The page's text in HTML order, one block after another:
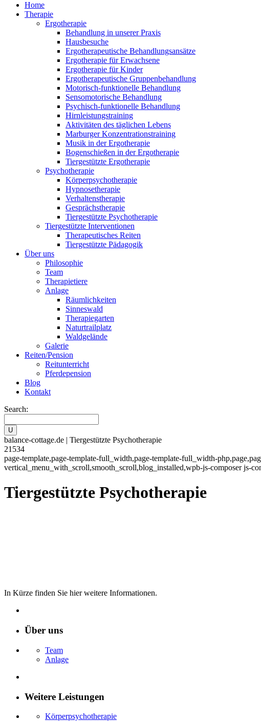
Home
Therapie
Ergotherapie
Behandlung in unserer Praxis
Hausbesuche
Ergotherapeutische Behandlungsansätze
Ergotherapie für Erwachsene
Ergotherapie für Kinder
Ergotherapeutische Gruppenbehandlung
Motorisch-funktionelle Behandlung
Sensomotorische Behandlung
Psychisch-funktionelle Behandlung
Hirnleistungstraining
Aktivitäten des täglichen Lebens
Marburger Konzentrationstraining
Musik in der Ergotherapie
Bogenschießen in der Ergotherapie
Tiergestützte Ergotherapie
Psychotherapie
Körperpsychotherapie
Hypnosetherapie
Verhaltenstherapie
Gesprächstherapie
Tiergestützte Psychotherapie
Tiergestützte Interventionen
Therapeutisches Reiten
Tiergestützte Pädagogik
Über uns
Philosophie
Team
Therapietiere
Anlage
Räumlichkeiten
Sinneswald
Therapiegarten
Naturtrailplatz
Waldgelände
Galerie
Reiten/Pension
Reitunterricht
Pferdepension
Blog
Kontakt
Search:
balance-cottage.de | Tiergestützte Psychotherapie
21534
page-template,page-template-full_width,page-template-full_width-
vertical_menu_with_scroll,smooth_scroll,blog_installed,wpb-js-composer js-
Tiergestützte Psychotherapie
In Kürze finden Sie hier weitere Informationen.
Über uns
Team
Anlage
Weitere Leistungen
Körperpsychotherapie